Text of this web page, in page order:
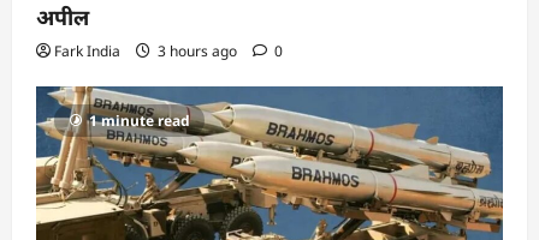
अपील
Fark India 3 hours ago 0
1 minute read